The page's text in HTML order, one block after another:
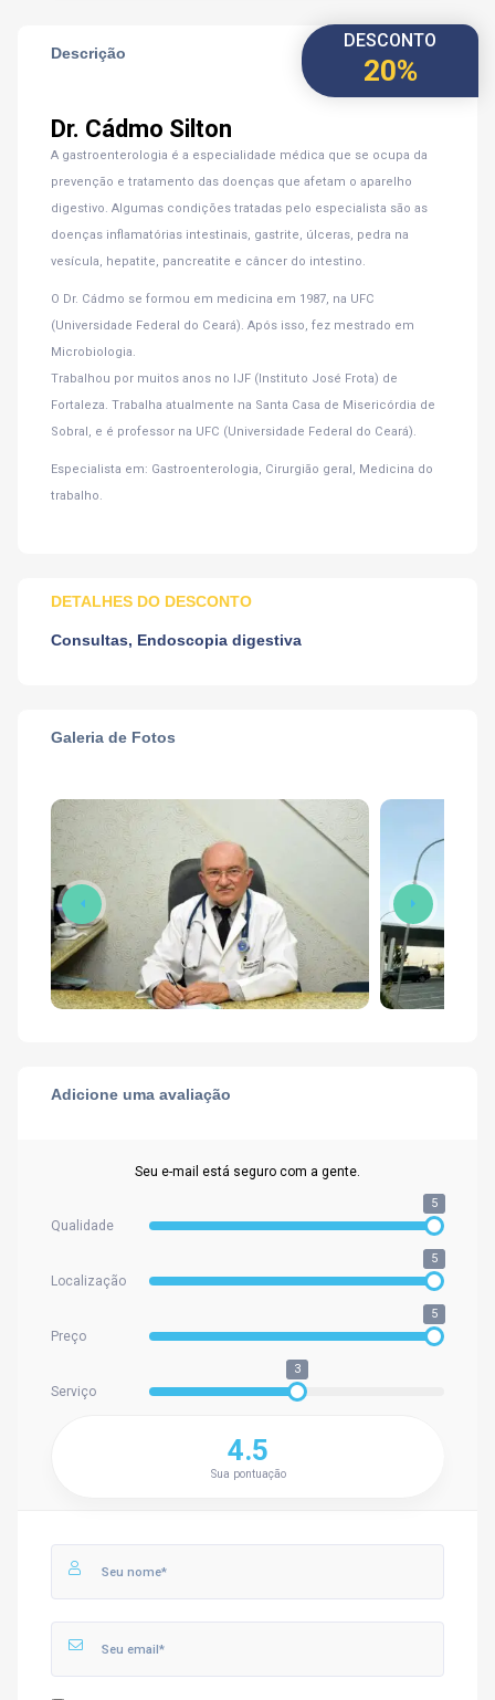
DESCONTO
20%
Descrição
Dr. Cádmo Silton
A gastroenterologia é a especialidade médica que se ocupa da
prevenção e tratamento das doenças que afetam o aparelho
digestivo. Algumas condições tratadas pelo especialista são as
doenças inflamatórias intestinais, gastrite, úlceras, pedra na
vesícula, hepatite, pancreatite e câncer do intestino.
O Dr. Cádmo se formou em medicina em 1987, na UFC
(Universidade Federal do Ceará). Após isso, fez mestrado em
Microbiologia.
Trabalhou por muitos anos no IJF (Instituto José Frota) de
Fortaleza. Trabalha atualmente na Santa Casa de Misericórdia de
Sobral, e é professor na UFC (Universidade Federal do Ceará).
Especialista em: Gastroenterologia, Cirurgião geral, Medicina do
trabalho.
DETALHES DO DESCONTO
Consultas, Endoscopia digestiva
Galeria de Fotos
Adicione uma avaliação
Seu e-mail está seguro com a gente.
Qualidade
5
Localização
5
Preço
5
Serviço
3
4.5
Sua pontuação